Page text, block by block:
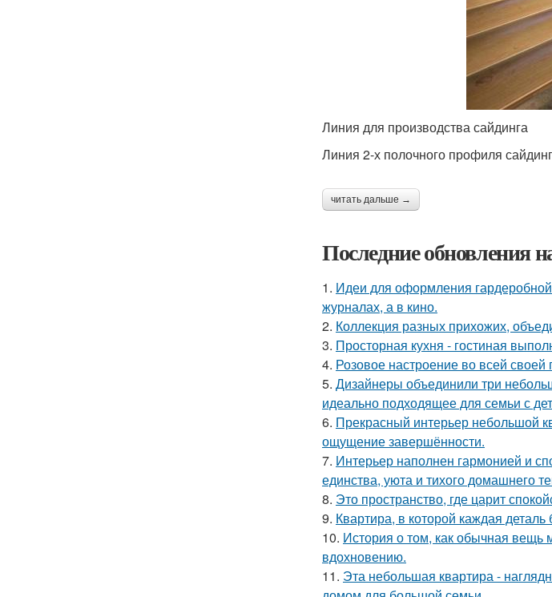
Линия для производства сайдинга
Линия 2-х полочного профиля
читать дальше →
Последние обновления
1. Идеи для оформления гардеробной
журналах, а в кино.
2. Коллекция разных прихожих,
3. Просторная кухня - гостиная
4. Розовое настроение во всей своей
5. Дизайнеры объединили три
идеально подходящее для семьи с
6. Прекрасный интерьер небольшой
ощущение завершённости.
7. Интерьер наполнен гармонией и
единства, уюта и тихого домашнего
8. Это пространство, где царит
9. Квартира, в которой каждая
10. История о том, как обычная вещь
вдохновению.
11. Эта небольшая квартира -